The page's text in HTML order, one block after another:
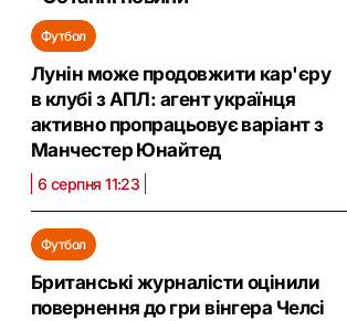
Футбол
Лунін може продовжити кар'єру
в клубі з АПЛ: агент українця
активно пропрацьовує варіант з
Манчестер Юнайтед
6 серпня 11:23
Футбол
Британські журналісти оцінили
повернення до гри вінгера Челсі